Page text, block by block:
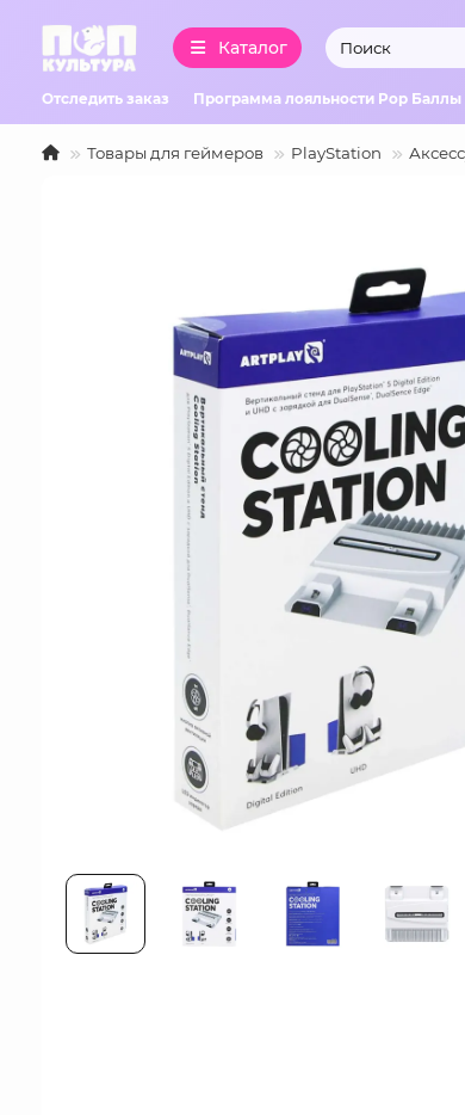
Каталог
Отследить заказ Программа лояльности Pop Баллы
Товары для геймеров PlayStation